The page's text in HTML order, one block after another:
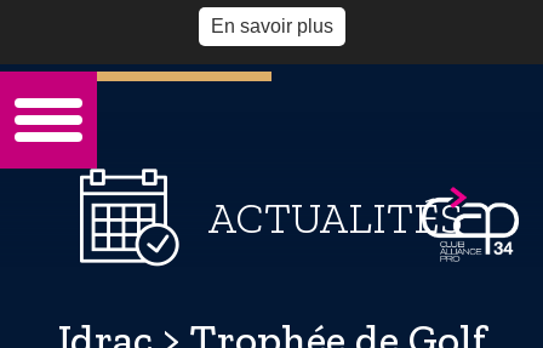
En savoir plus
Mot de passe oublie ?
ACTUALITÉS